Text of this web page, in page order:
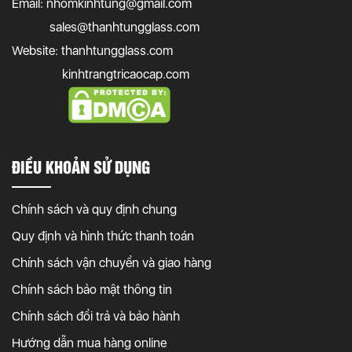
Email: nhomkinhtung@gmail.com
sales@thanhtungglass.com
Website: thanhtungglass.com
kinhtrangtricaocap.com
ĐIỀU KHOẢN SỬ DỤNG
Chính sách và quy định chung
Quy định và hình thức thanh toán
Chính sách vận chuyển và giao hàng
Chính sách bảo mật thông tin
Chính sách đổi trả và bảo hành
Hướng dẫn mua hàng online